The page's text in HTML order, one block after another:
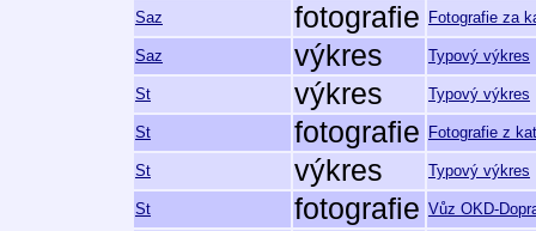
Saz fotografie Fotografie za
Saz výkres Typový výkres
St výkres Typový výkres
St fotografie Fotografie z
St výkres Typový výkres
St fotografie Vůz OKD-